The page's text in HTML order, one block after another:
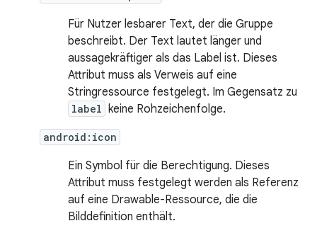
Für Nutzer lesbarer Text, der die Gruppe
beschreibt. Der Text lautet länger und
aussagekräftiger als das Label ist. Dieses
Attribut muss als Verweis auf eine
Stringressource festgelegt. Im Gegensatz zu
label keine Rohzeichenfolge.
android:icon
Ein Symbol für die Berechtigung. Dieses
Attribut muss festgelegt werden als Referenz
auf eine Drawable-Ressource, die die
Bilddefinition enthält.